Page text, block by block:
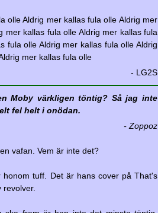
olle Aldrig mer kallas fula olle Aldrig mer
mer kallas fula olle Aldrig mer kallas fula
fula olle Aldrig mer kallas fula olle Aldrig
mer kallas fula olle
- LG2S
Moby värkligen töntig? Så jag inte
fel helt i onödan.
- Zoppoz
vafan. Vem är inte det?
honom tuff. Det är hans cover på That's